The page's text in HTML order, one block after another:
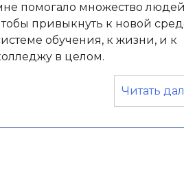
помогало множество
привыкнуть к новой
обучения, к жизни, и к
в целом.
Читать